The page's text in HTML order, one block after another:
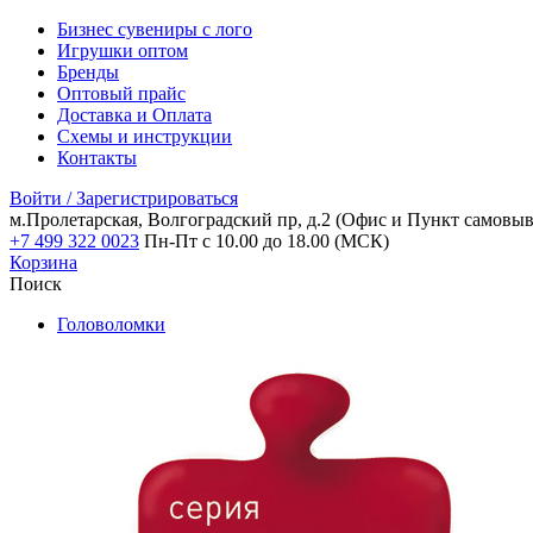
Бизнес сувениры с лого
Игрушки оптом
Бренды
Оптовый прайс
Доставка и Оплата
Схемы и инструкции
Контакты
Войти / Зарегистрироваться
м.Пролетарская, Волгоградский пр, д.2 (Офис и Пункт
+7 499 322 0023 Пн-Пт с 10.00 до 18.00 (МСК)
Корзина
Поиск
Головоломки